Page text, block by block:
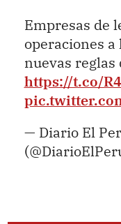
Empresas de
operaciones a
nuevas reglas
https://t.co/
— Diario El